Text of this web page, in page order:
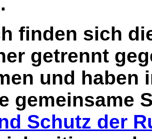
finden sich
getrennt
und haben
gemeinsame
Schutz der